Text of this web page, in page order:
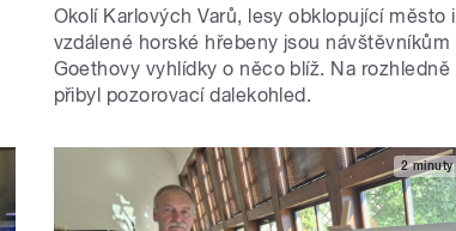
Okolí Karlových Varů, lesy obklopující město i
vzdálené horské hřebeny jsou návštěvníkům
Goethovy vyhlídky o něco blíž. Na rozhledně
přibyl pozorovací dalekohled.
2 minuty